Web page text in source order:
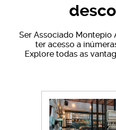
Ser Associado Montepio
ter acesso a
Explore todas as